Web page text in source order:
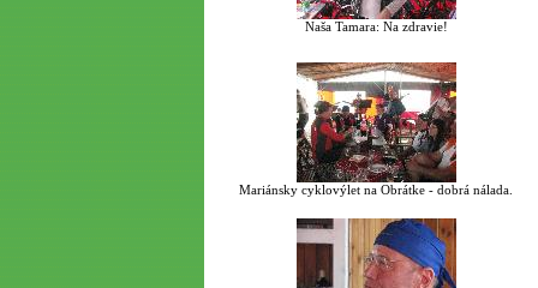
Naša Tamara: Na zdravie!
Mariánsky cyklovýlet na Obrátke - dobrá nálada.